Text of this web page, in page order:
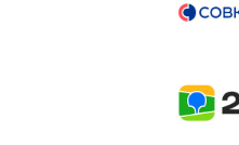
CONVERSATIONS